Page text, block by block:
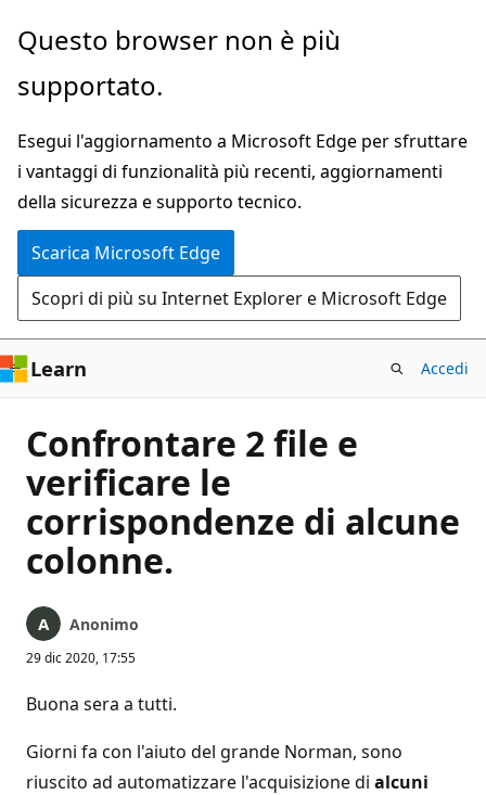
Ignora
passa
contenuto
principale
Questo browser non è più
supportato.
Esegui l'aggiornamento a Microsoft Edge per sfruttare
i vantaggi di funzionalità più recenti, aggiornamenti
della sicurezza e supporto tecnico.
Scarica Microsoft Edge
Scopri di più su Internet Explorer e Microsoft Edge
Learn Accedi
Confrontare 2 file e
verificare le
corrispondenze di alcune
colonne.
Anonimo
29 dic 2020, 17:55
Buona sera a tutti.
Giorni fa con l'aiuto del grande Norman, sono
riuscito ad automatizzare l'acquisizione di alcuni